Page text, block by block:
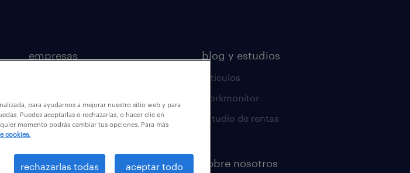
empresas
professional
reclutamiento y seleccion
blog y estudios
articulos
workmonitor
estudio de rentas
sobre nosotros
para ayudarnos a mejorar nuestro sitio web y para
Puedes aceptarlas o rechazarlas, o hacer clic en
momento podrás cambiar tus opciones. Para más
cookies.
rechazarlas todas aceptar todo